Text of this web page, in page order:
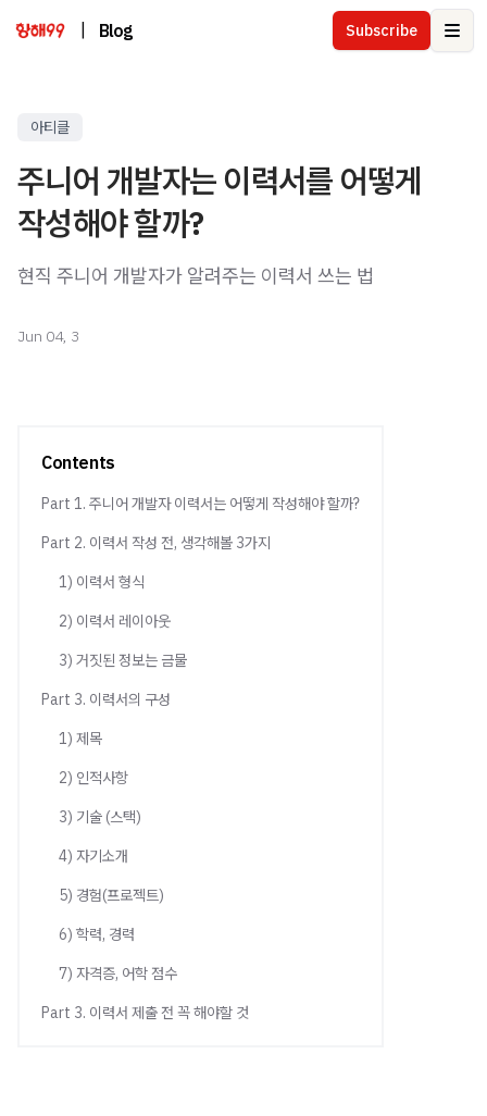
Blog Subscribe
아티클
주니어 개발자는 이력서를 어떻게
작성해야 할까?
현직 주니어 개발자가 알려주는 이력서 쓰는 법
Jun 04, 3
Contents
Part 1. 주니어 개발자 이력서는 어떻게 작성해야 할까?
Part 2. 이력서 작성 전, 생각해볼 3가지
1) 이력서 형식
2) 이력서 레이아웃
3) 거짓된 정보는 금물
Part 3. 이력서의 구성
1) 제목
2) 인적사항
3) 기술 (스택)
4) 자기소개
5) 경험(프로젝트)
6) 학력, 경력
7) 자격증, 어학 점수
Part 3. 이력서 제출 전 꼭 해야할 것